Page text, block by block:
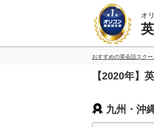
オ
おすすめの英会話スク
【2020年】
九州・沖